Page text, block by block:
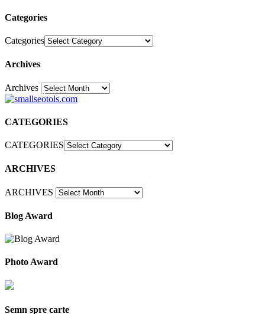
Categories
Categories
Archives
Archives30
CATEGORIES
CATEGORIES
ARCHIVES
ARCHIVES
Blog Award
Photo Award
Semn spre carte